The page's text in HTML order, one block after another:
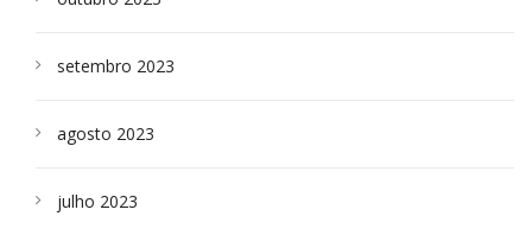
setembro 2023
agosto 2023
julho 2023